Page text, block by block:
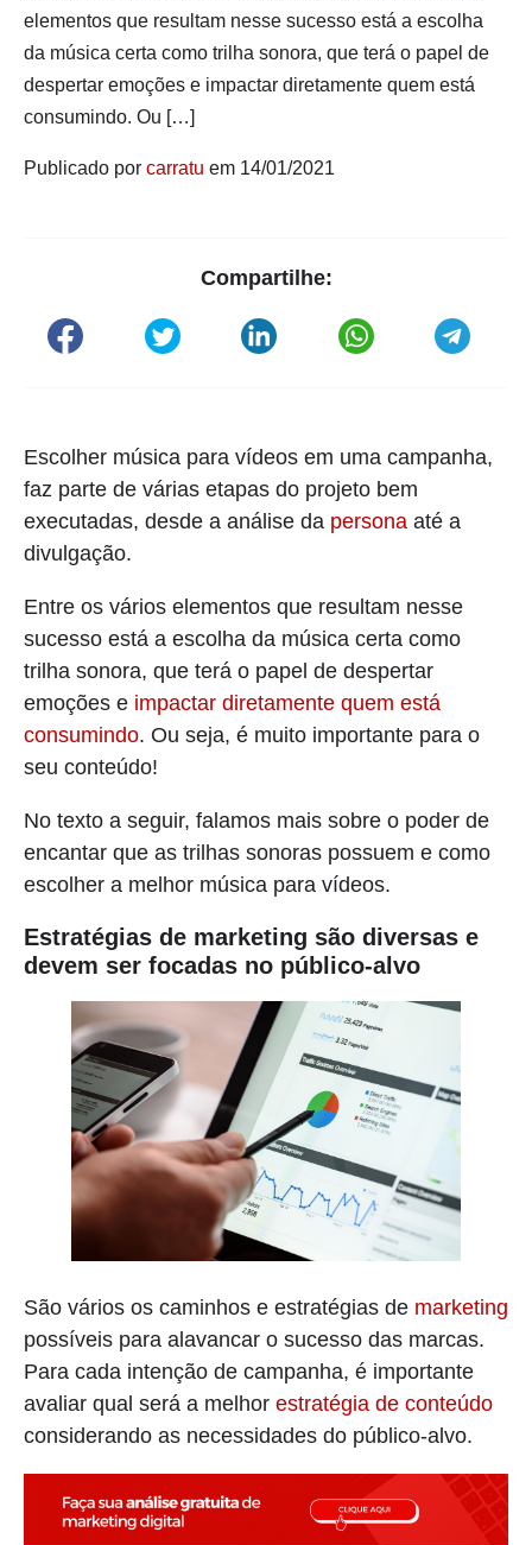
elementos que resultam nesse sucesso está a escolha
da música certa como trilha sonora, que terá o papel de
despertar emoções e impactar diretamente quem está
consumindo. Ou […]
Publicado por carratu em 14/01/2021
Compartilhe:
Escolher música para vídeos em uma campanha,
faz parte de várias etapas do projeto bem
executadas, desde a análise da persona até a
divulgação.
Entre os vários elementos que resultam nesse
sucesso está a escolha da música certa como
trilha sonora, que terá o papel de despertar
emoções e impactar diretamente quem está
consumindo. Ou seja, é muito importante para o
seu conteúdo!
No texto a seguir, falamos mais sobre o poder de
encantar que as trilhas sonoras possuem e como
escolher a melhor música para vídeos.
Estratégias de marketing são diversas e
devem ser focadas no público-alvo
São vários os caminhos e estratégias de marketing
possíveis para alavancar o sucesso das marcas.
Para cada intenção de campanha, é importante
avaliar qual será a melhor estratégia de conteúdo
considerando as necessidades do público-alvo.